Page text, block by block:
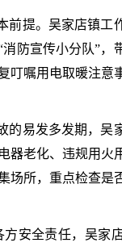
前提。吴家店镇工
防宣传小分队”，
叮嘱用电取暖注意
的易发多发期，吴
器老化、违规用火
场所，重点检查是
安全责任，吴家